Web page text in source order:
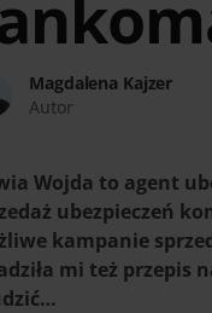
Magdalena Kajzer
Autor
Wojda to agent
ubezpieczeń
kampanie
mi też przepis